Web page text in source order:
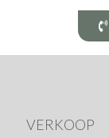
VERKOOP